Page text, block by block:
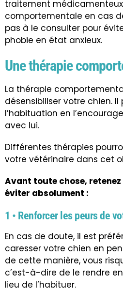
traitement
comportementale en cas
pas à le consulter pour
phobie en état anxieux.
Une thérapie
La thérapie
désensibiliser votre chien. Il
l’habituation en
avec lui.
Différentes thérapies
votre vétérinaire dans cet
Avant toute chose,
éviter absolument :
1 • Renforcer les peurs de
En cas de doute, il est
caresser votre chien en
de cette manière, vous
c’est-à-dire de le rendre
lieu de l’habituer.